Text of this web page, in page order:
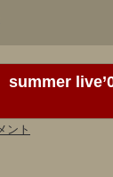
summer
ント